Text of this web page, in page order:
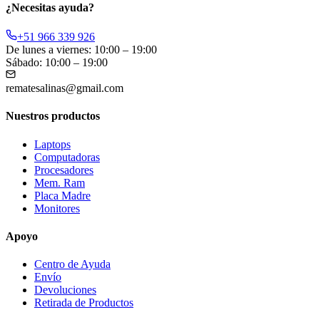
¿Necesitas ayuda?
+51 966 339 926
De lunes a viernes: 10:00 – 19:00
Sábado: 10:00 – 19:00
rematesalinas@gmail.com
Nuestros productos
Laptops
Computadoras
Procesadores
Mem. Ram
Placa Madre
Monitores
Apoyo
Centro de Ayuda
Envío
Devoluciones
Retirada de Productos